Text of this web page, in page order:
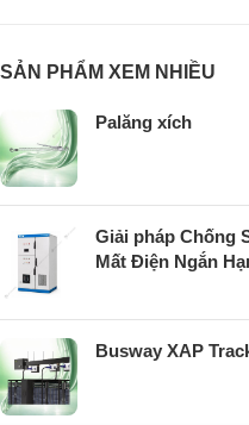
SẢN PHẨM XEM NHIỀU
Palăng xích
Giải pháp Chống
Mất Điện Ngắn
Busway XAP